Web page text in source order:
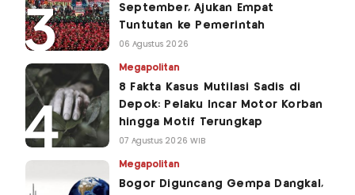
September, Ajukan Empat
Tuntutan ke Pemerintah
06 Agustus 2026
Megapolitan
8 Fakta Kasus Mutilasi Sadis di
Depok: Pelaku Incar Motor Korban
hingga Motif Terungkap
07 Agustus 2026 WIB
Megapolitan
Bogor Diguncang Gempa Dangkal,